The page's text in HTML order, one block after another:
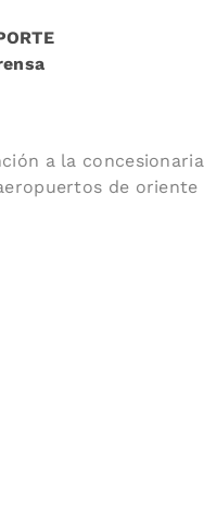
a la concesionaria
de oriente